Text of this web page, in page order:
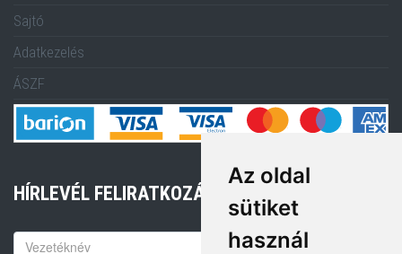
Az oldal
sütiket
használ
Sajtó
Adatkezelés
ÁSZF
HÍRLEVÉL FELIRATKOZÁS
Keresztnév